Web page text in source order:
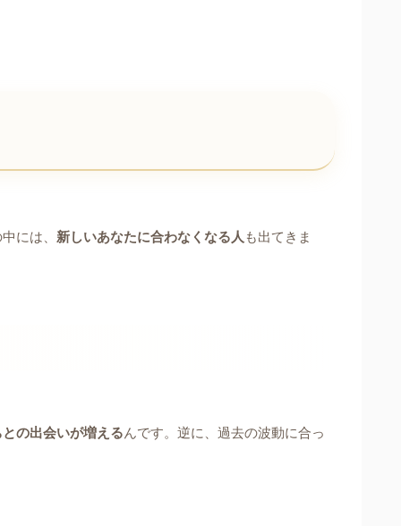
には、 新しいあなたに合わなくなる人 も出てきま
の出会いが増えるんです。逆に、過去の波動に合っ